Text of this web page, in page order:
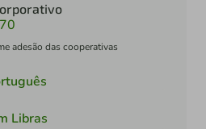
adesão das cooperativas
Libras